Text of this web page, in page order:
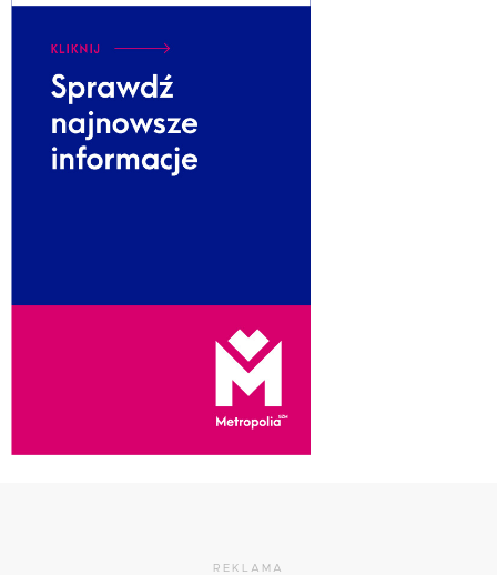
REKLAMA